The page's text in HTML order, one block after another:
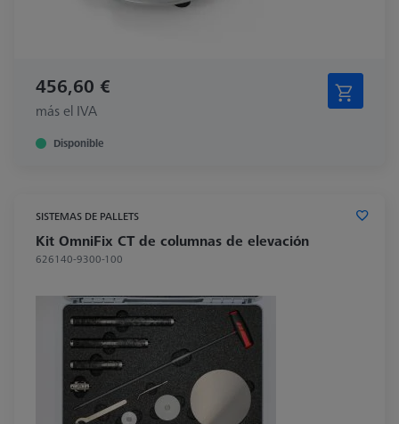
456,60 €
más el IVA
Disponible
SISTEMAS DE PALLETS
Kit OmniFix CT de columnas de elevación
626140-9300-100